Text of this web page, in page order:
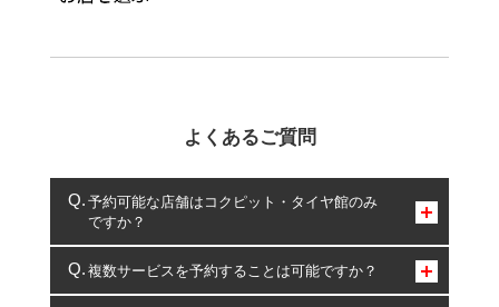
よくあるご質問
予約可能な店舗はコクピット・タイヤ館のみ
ですか？
コクピット・タイヤ館のみとなります。
複数サービスを予約することは可能ですか？